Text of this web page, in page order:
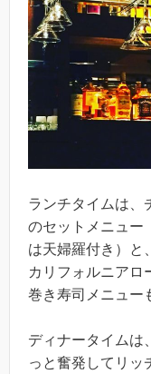
ランチタイムは、
のセットメニュー
は天婦羅付き）と
カリフォルニアロ
巻き寿司メニュー
ディナータイムは
っと奮発してリッ